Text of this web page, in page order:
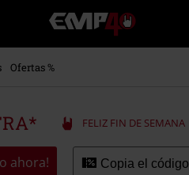
EMP
-
Música,
Merch
Ropa
Ofertas %
FELIZ FIN DE SEMANA
ahora! Copia el código